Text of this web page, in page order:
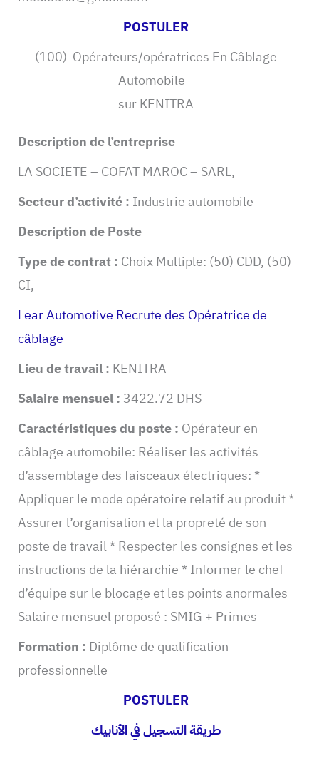
POSTULER
(100) Opérateurs/opératrices En Câblage
Automobile
sur KENITRA
Description de l’entreprise
LA SOCIETE – COFAT MAROC – SARL,
Secteur d’activité : Industrie automobile
Description de Poste
Type de contrat : Choix Multiple: (50) CDD, (50)
CI,
Lear Automotive Recrute des Opératrice de
câblage
Lieu de travail : KENITRA
Salaire mensuel : 3422.72 DHS
Caractéristiques du poste : Opérateur en
câblage automobile: Réaliser les activités
d’assemblage des faisceaux électriques: *
Appliquer le mode opératoire relatif au produit *
Assurer l’organisation et la propreté de son
poste de travail * Respecter les consignes et les
instructions de la hiérarchie * Informer le chef
d’équipe sur le blocage et les points anormales
Salaire mensuel proposé : SMIG + Primes
Formation : Diplôme de qualification
professionnelle
POSTULER
طريقة التسجيل في الأنابيك